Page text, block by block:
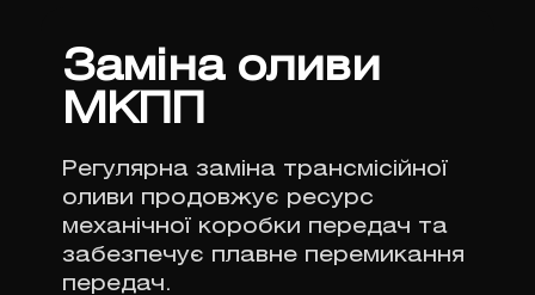
Заміна оливи
МКПП
Регулярна заміна трансмісійної
оливи продовжує ресурс
механічної коробки передач та
забезпечує плавне перемикання
передач.